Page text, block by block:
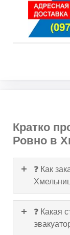
Кратко
Ровно в
❓ Как
❓ Какая